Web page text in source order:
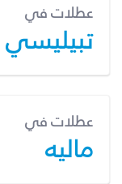
عطلات في
تبيليسي
عطلات في
ماليه